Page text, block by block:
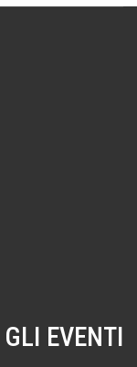
EVENTI